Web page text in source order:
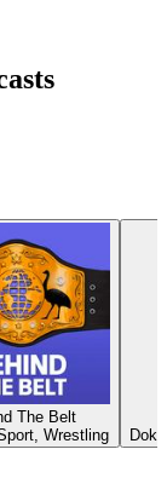
The Belt
Wrestling